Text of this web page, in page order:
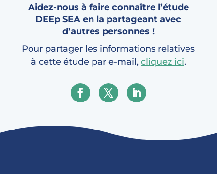
Aidez-nous à faire connaître l’étude
DEEp SEA en la partageant avec
d’autres personnes !
Pour partager les informations relatives
à cette étude par e-mail, cliquez ici.